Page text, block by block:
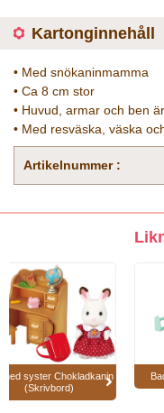
Kartonginnehåll
• Med snökaninmamma
• Ca 8 cm stor
• Huvud, armar och ben
• Med resväska, väska
Artikelnummer :
med syster Chokladkanin
(Skrivbord)